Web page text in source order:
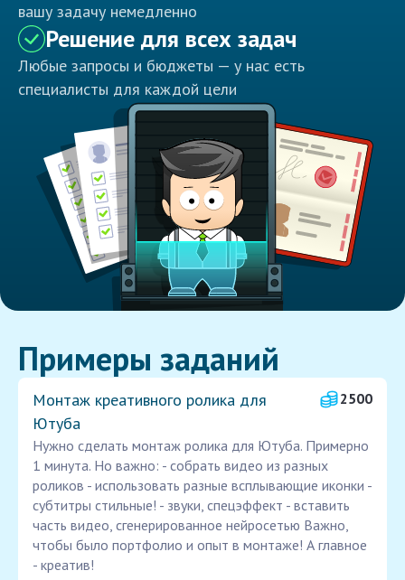
вашу задачу немедленно
Решение для всех задач
Любые запросы и бюджеты — у нас есть
специалисты для каждой цели
Примеры заданий
Монтаж креативного ролика для
Ютуба
2500
Нужно сделать монтаж ролика для Ютуба. Примерно
1 минута. Но важно: - собрать видео из разных
роликов - использовать разные всплывающие иконки -
субтитры стильные! - звуки, спецэффект - вставить
часть видео, сгенерированное нейросетью Важно,
чтобы было портфолио и опыт в монтаже! А главное
- креатив!